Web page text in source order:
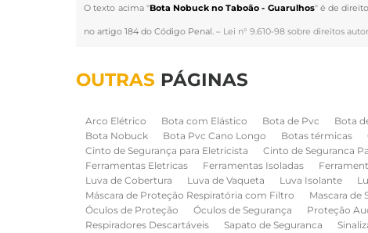
O texto acima "Bota Nobuck no Taboão - Guarulhos" é de
no artigo 184 do Código Penal. – Lei n° 9.610-98 sobre direitos
OUTRAS PÁGINAS
Arco Elétrico Bota com Elástico Bota de Pvc Bota
Bota Nobuck
Bota Pvc Cano Longo Botas térmicas
Cinto de Segurança para Eletricista
Cinto de Seguranca
Ferramentas Eletricas
Ferramentas Isoladas
Luva de Cobertura
Luva de Vaqueta Luva Isolante
Máscara de Proteção Respiratória com Filtro
Mascara de
Óculos de Proteção
Óculos de Segurança Proteção
Respiradores Descartáveis
Sapato de Seguranca